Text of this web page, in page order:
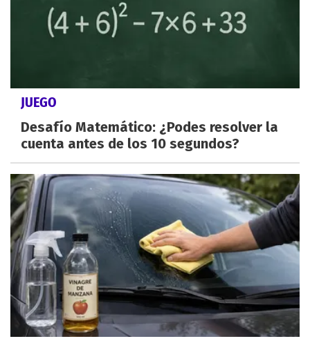
JUEGO
Desafío Matemático: ¿Podes resolver la
cuenta antes de los 10 segundos?